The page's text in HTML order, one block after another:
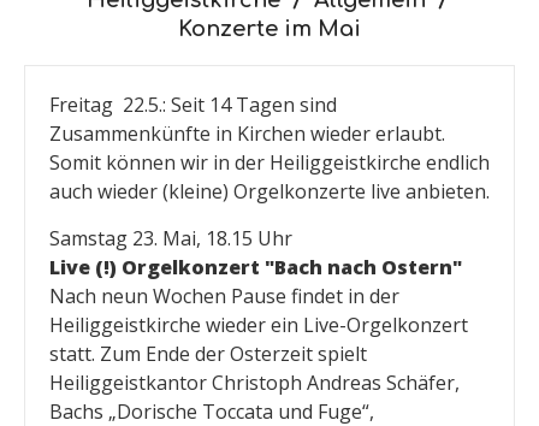
Konzerte im Mai
Freitag 22.5.: Seit 14 Tagen sind
Zusammenkünfte in Kirchen wieder erlaubt.
Somit können wir in der Heiliggeistkirche endlich
auch wieder (kleine) Orgelkonzerte live anbieten.
Samstag 23. Mai, 18.15 Uhr
Live (!) Orgelkonzert "Bach nach Ostern"
Nach neun Wochen Pause findet in der
Heiliggeistkirche wieder ein Live-Orgelkonzert
statt. Zum Ende der Osterzeit spielt
Heiliggeistkantor Christoph Andreas Schäfer,
Bachs „Dorische Toccata und Fuge“,